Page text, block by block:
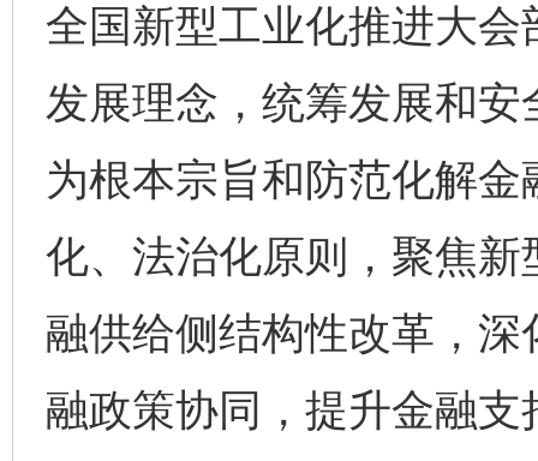
全国新型工业化推进大
发展理念，统筹发展和
为根本宗旨和防范化解
化、法治化原则，聚焦
融供给侧结构性改革，
融政策协同，提升金融